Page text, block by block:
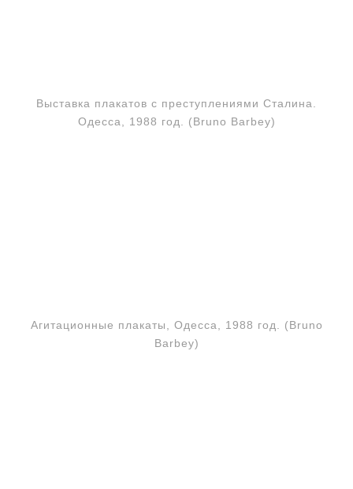
Выставка плакатов с преступлениями Сталина.
Одесса, 1988 год. (Bruno Barbey)
Агитационные плакаты, Одесса, 1988 год. (Bruno
Barbey)